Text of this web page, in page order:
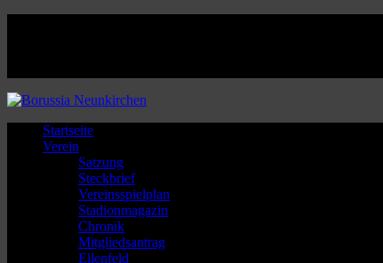
Startseite
Verein
Satzung
Steckbrief
Vereinsspielplan
Stadionmagazin
Chronik
Mitgliedsantrag
Ellenfeld